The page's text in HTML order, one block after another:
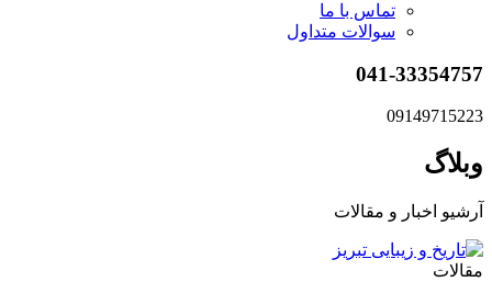
تماس با ما
سوالات متداول
041-33354757
09149715223
وبلاگ
آرشیو اخبار و مقالات
مقالات